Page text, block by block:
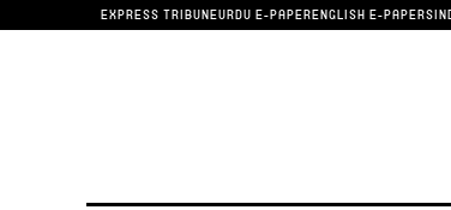
EXPRESS TRIBUNEURDU E-PAPERENGLISH E-PAPER